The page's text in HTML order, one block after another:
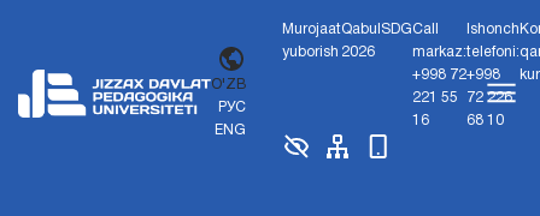
O'ZB
РУС
ENG
Murojaat
yuborish
Qabul
2026
SDGCall
markaz:
+998 72
221 55
16
Ishonch
telefoni:
+998
72 226
68 10